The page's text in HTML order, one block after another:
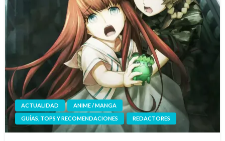
ACTUALIDAD
ANIME / MANGA
GUÍAS, TOPS Y RECOMENDACIONES
REDACTORES